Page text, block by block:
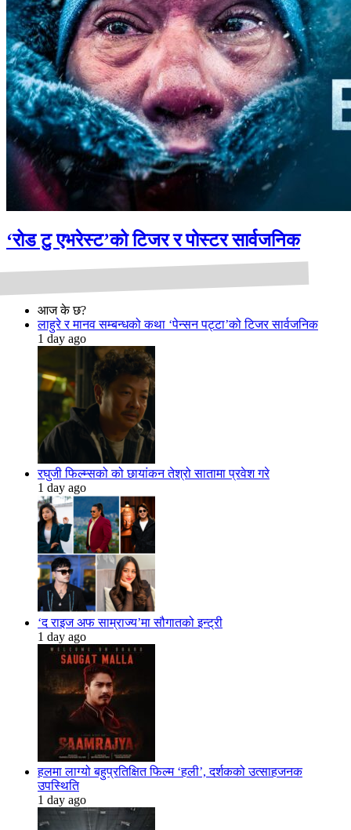
‘रोड टु एभरेस्ट’को टिजर र पोस्टर सार्वजनिक
आज के छ?
लाहुरे र मानव सम्बन्धको कथा ‘पेन्सन पट्टा’को टिजर सार्वजनिक
1 day ago
रघुजी फिल्म्सको को छायांकन तेश्रो सातामा प्रवेश गरे
1 day ago
‘द राइज अफ साम्राज्य’मा सौगातको इन्ट्री
1 day ago
हलमा लाग्यो बहुप्रतिक्षित फिल्म ‘हली’, दर्शकको उत्साहजनक
उपस्थिति
1 day ago